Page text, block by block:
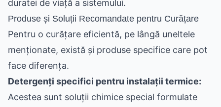
duratei de viață a sistemului.
Produse și Soluții Recomandate pentru Curățare
Pentru o curățare eficientă, pe lângă uneltele
menționate, există și produse specifice care pot
face diferența.
Detergenți specifici pentru instalații termice:
Acestea sunt soluții chimice special formulate